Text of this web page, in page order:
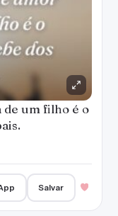
que meu
Salvar
e
Filhos são